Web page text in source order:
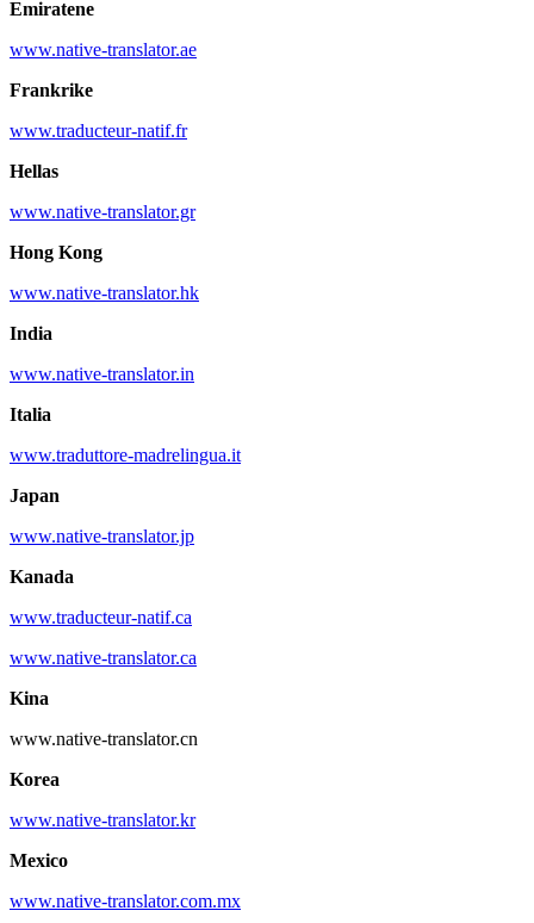
Emiratene
www.native-translator.ae
Frankrike
www.traducteur-natif.fr
Hellas
www.native-translator.gr
Hong Kong
www.native-translator.hk
India
www.native-translator.in
Italia
www.traduttore-madrelingua.it
Japan
www.native-translator.jp
Kanada
www.traducteur-natif.ca
www.native-translator.ca
Kina
www.native-translator.cn
Korea
www.native-translator.kr
Mexico
www.native-translator.com.mx